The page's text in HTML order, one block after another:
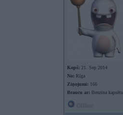
Kopš: 21. Sep 2014
No: Rīga
Ziņojumi: 166
Braucu ar: Benzina kapsētu